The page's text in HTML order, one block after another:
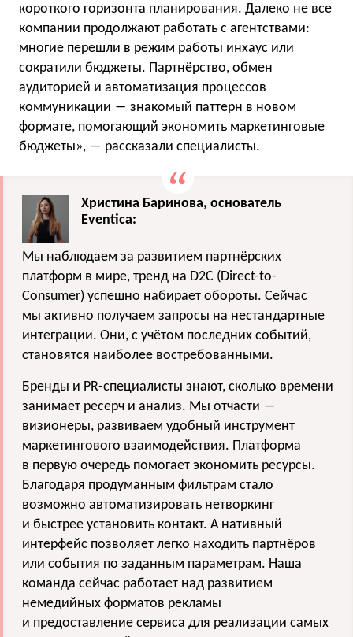
короткого горизонта планирования. Далеко не все
компании продолжают работать с агентствами:
многие перешли в режим работы инхаус или
сократили бюджеты. Партнёрство, обмен
аудиторией и автоматизация процессов
коммуникации ― знакомый паттерн в новом
формате, помогающий экономить маркетинговые
бюджеты», ― рассказали специалисты.
Христина Баринова, основатель
Eventica:
Мы наблюдаем за развитием партнёрских
платформ в мире, тренд на D2C (Direct-to-
Consumer) успешно набирает обороты. Сейчас
мы активно получаем запросы на нестандартные
интеграции. Они, с учётом последних событий,
становятся наиболее востребованными.
Бренды и PR-специалисты знают, сколько времени
занимает ресерч и анализ. Мы отчасти ―
визионеры, развиваем удобный инструмент
маркетингового взаимодействия. Платформа
в первую очередь помогает экономить ресурсы.
Благодаря продуманным фильтрам стало
возможно автоматизировать нетворкинг
и быстрее установить контакт. А нативный
интерфейс позволяет легко находить партнёров
или события по заданным параметрам. Наша
команда сейчас работает над развитием
немедийных форматов рекламы
и предоставление сервиса для реализации самых